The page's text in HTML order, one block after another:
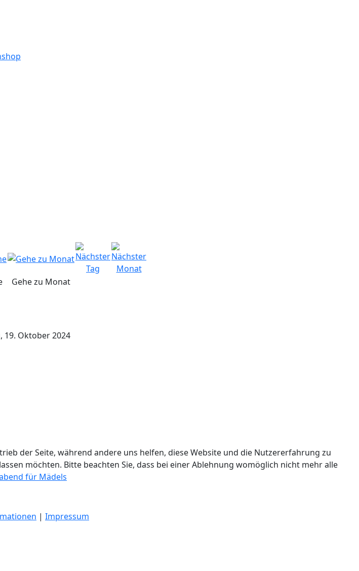
Gehe zu Monat
19. Oktober 2024
der Seite, während andere uns helfen, diese Website und die Nutzererfahrung zu
möchten. Bitte beachten Sie, dass bei einer Ablehnung womöglich nicht mehr alle
| Impressum